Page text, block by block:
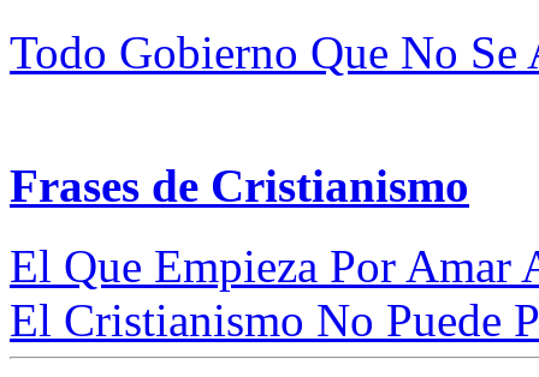
Todo Gobierno Que No Se
Frases de Cristianismo
El Que Empieza Por Amar
El Cristianismo No Puede